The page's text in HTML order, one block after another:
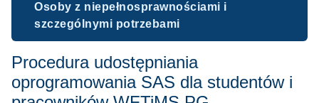
Osoby z niepełnosprawnościami i
szczególnymi potrzebami
Procedura udostępniania
oprogramowania SAS dla studentów i